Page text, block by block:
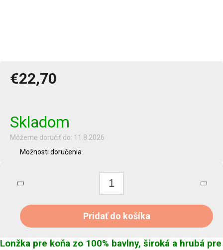
€22,70
Skladom
Môžeme doručiť do: 11.8.2026
Možnosti doručenia
Pridať do košíka
Lonžka pre koňa zo 100% bavlny, široká a hrubá pre